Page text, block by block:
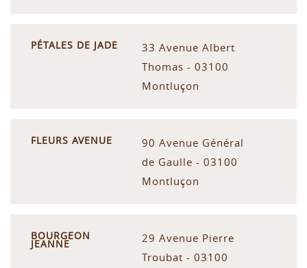
PÉTALES DE JADE
33 Avenue Albert
Thomas - 03100
Montluçon
FLEURS AVENUE
90 Avenue Général
de Gaulle - 03100
Montluçon
BOURGEON
JEANNE
29 Avenue Pierre
Troubat - 03100